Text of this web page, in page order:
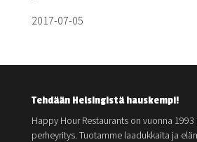
2017-07-05
Tehdään Helsingistä hauskempi!
Happy Hour Restaurants on vuonna
perheyritys. Tuotamme laadukkaita ja